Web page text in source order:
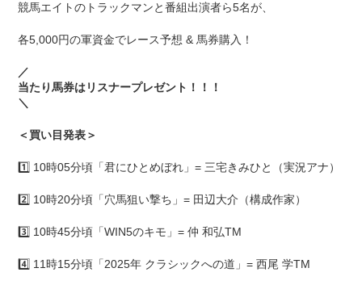
競馬エイトのトラックマンと番組出演者ら5名が、
各5,000円の軍資金でレース予想 & 馬券購入！
／
当たり馬券はリスナープレゼント！！！
＼
＜買い目発表＞
1️⃣ 10時05分頃「君にひとめぼれ」= 三宅きみひと（実況アナ）
2️⃣ 10時20分頃「穴馬狙い撃ち」= 田辺大介（構成作家）
3️⃣ 10時45分頃「WIN5のキモ」= 仲 和弘TM
4️⃣ 11時15分頃「2025年 クラシックへの道」= 西尾 学TM